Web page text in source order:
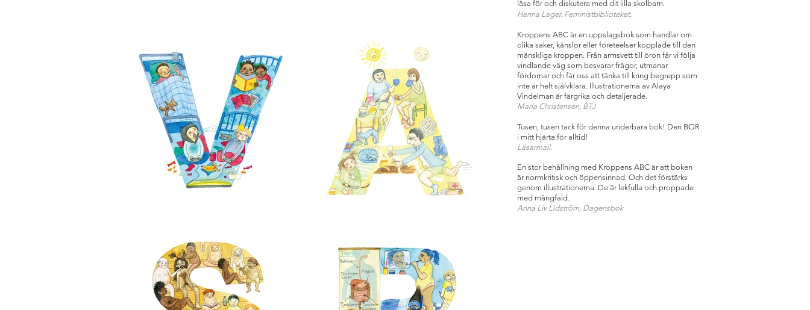
läsa för och diskutera med dit lilla skolbarn.
Hanna Lager. Feministbiblioteket.
Kroppens ABC är en uppslagsbok som handlar om
olika saker, känslor eller företeelser kopplade till den
mänskliga kroppen. Från armsvett till öron får vi följa
vindlande väg som besvarar frågor, utmanar
fördomar och får oss att tänka till kring begrepp som
inte är helt självklara. Illustrationerna av Alaya
Vindelman är färgrika och detaljerade.
Maria Christensen, BTJ
Tusen, tusen tack för denna underbara bok! Den BOR
i mitt hjärta för alltid!
Läsarmail.
En stor behållning med Kroppens ABC är att boken
är normkritisk och öppensinnad. Och det förstärks
genom illustrationerna. De är lekfulla och proppade
med mångfald.
Anna Liv Lidström, Dagensbok